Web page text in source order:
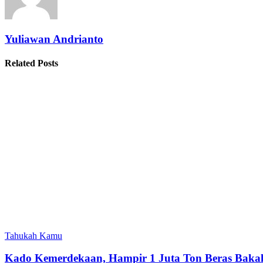
Yuliawan Andrianto
Related Posts
Tahukah Kamu
Kado Kemerdekaan, Hampir 1 Juta Ton Beras